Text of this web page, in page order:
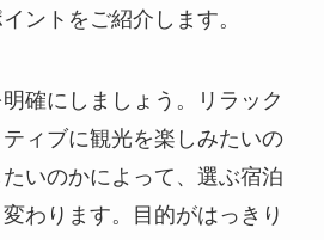
ントをご紹介します。
確にしましょう。リラック
ィブに観光を楽しみたいの
いのかによって、選ぶ宿泊
わります。目的がはっきり